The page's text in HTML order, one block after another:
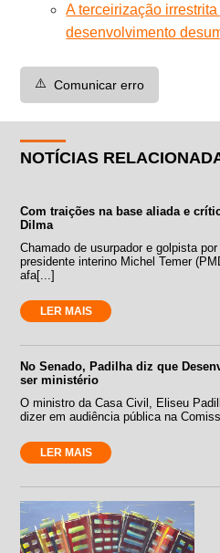
A terceirização
desenvolvimento
⚠️ Comunicar erro
NOTÍCIAS
Com traições na base aliada e
Dilma
Chamado de usurpador e golpista
presidente interino Michel Temer
afa[...]
LER MAIS
No Senado, Padilha diz que
ser ministério
O ministro da Casa Civil, Eliseu
dizer em audiência pública na
LER MAIS